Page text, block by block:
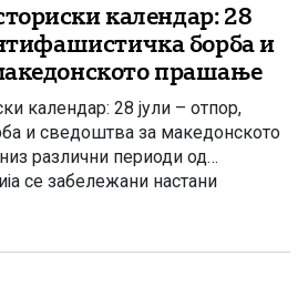
календар: 28
борба и
прашање
календар: 28 јули – отпор,
и сведоштва за македонското
различни периоди од
се забележани настани
движење, отпорот
но и со трагичните